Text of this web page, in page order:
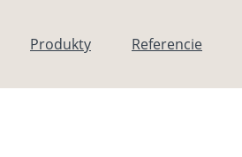
Produkty
Referencie